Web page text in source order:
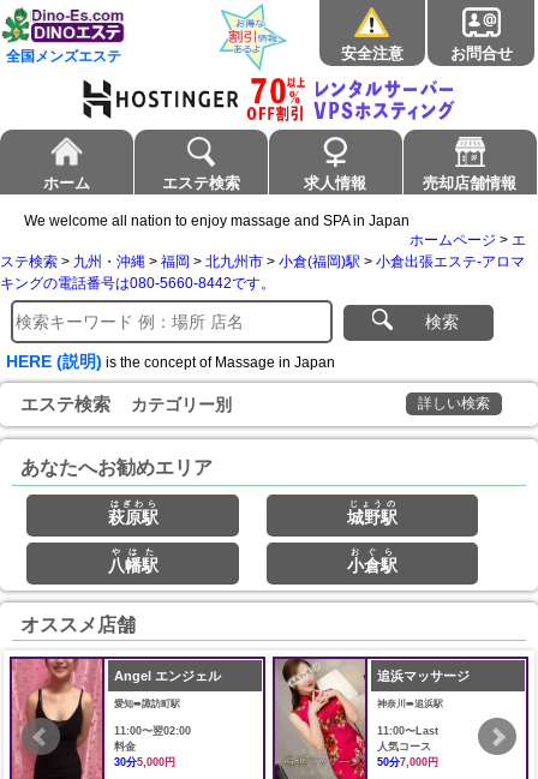
全国メンズエステ 安全注意 お問合せ
ホーム エステ検索 求人情報 売却店舗情報
We welcome all nation to enjoy massage and SPA in Japan
ホームページ > エ
ステ検索 > 九州・沖縄 > 福岡 > 北九州市 > 小倉(福岡)駅 > 小倉出張エステ-アロマ
キングの電話番号は080-5660-8442です。
検索
HERE (説明) is the concept of Massage in Japan
エステ検索 カテゴリー別 詳しい検索
あなたへお勧めエリア
萩原駅
はぎわら
城野駅
じょうの
八幡駅
やはた
小倉駅
おぐら
オススメ店舗
Angel エンジェル
愛知➠諏訪町駅
11:00〜翌02:00
料金
30分5,000円
追浜マッサージ
神奈川➠追浜駅
11:00〜Last
人気コース
50分7,000円